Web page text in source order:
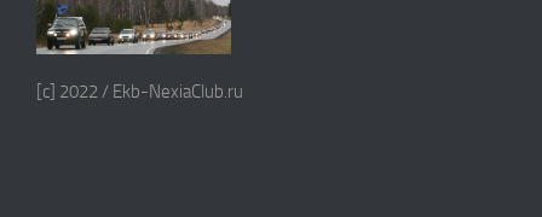
[c] 2022 / Ekb-NexiaClub.ru